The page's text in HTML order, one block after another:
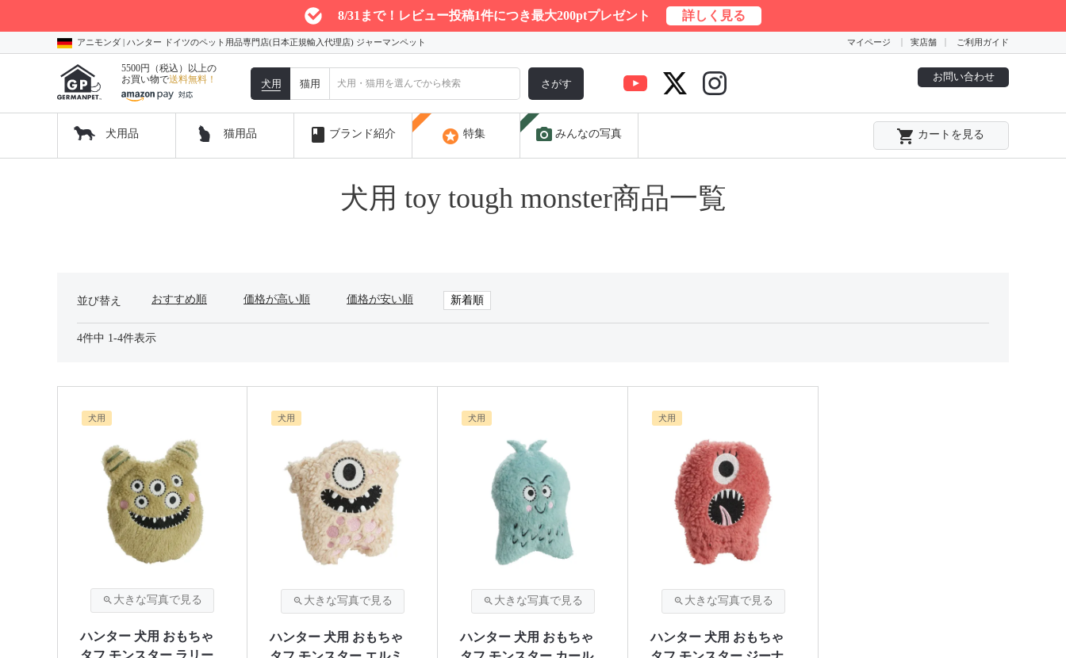
8/31まで！レビュー投稿1件につき最大200ptプレゼント 詳しく見る
アニモンダ | ハンター ドイツのペット用品専門店(日本正規輸入代理店) ジャーマンペット マイページ 実店舗 ご利用ガイド
5500円（税込）以上の
お買い物で送料無料！ 犬用 猫用 さがす
お問い合わせ
犬用品 猫用品 book ブランド紹介 stars 特集 photo_camera みんなの写真 local_grocery_store カートを見る
犬用 toy tough monster商品一覧
並び替え おすすめ順 価格が高い順 価格が安い順 新着順
4件中 1-4件表示
犬用
ハンター 犬用 おもちゃ
犬用
ハンター 犬用 おもちゃ
犬用
ハンター 犬用 おもちゃ
犬用
ハンター 犬用 おもちゃ